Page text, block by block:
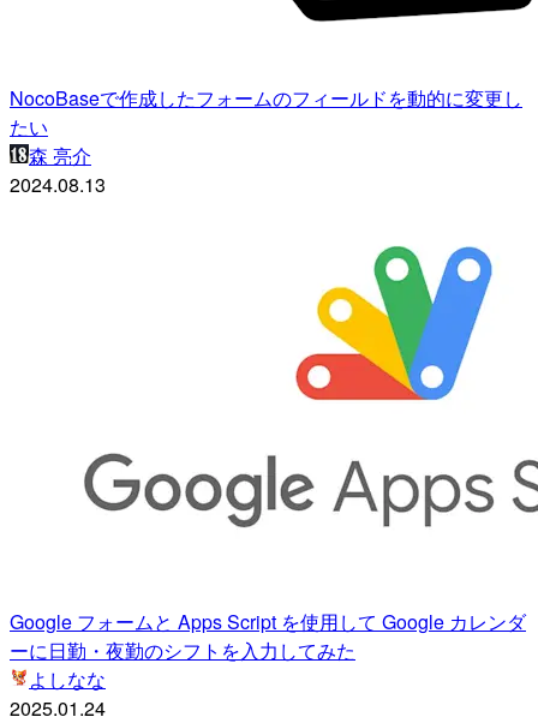
NocoBaseで作成したフォームのフィールドを動的に変更し
たい
森 亮介
2024.08.13
Google フォームと Apps Script を使用して Google カレンダ
ーに日勤・夜勤のシフトを入力してみた
よしなな
2025.01.24